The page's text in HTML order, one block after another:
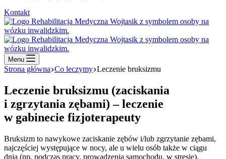
Kontakt
Menu
Strona główna Co leczymy Leczenie bruksizmu
Leczenie bruksizmu (zaciskania
i zgrzytania zębami) – leczenie
w gabinecie fizjoterapeuty
Bruksizm to nawykowe zaciskanie zębów i/lub zgrzytanie zębami,
najczęściej występujące w nocy, ale u wielu osób także w ciągu
dnia (np. podczas pracy, prowadzenia samochodu, w stresie).